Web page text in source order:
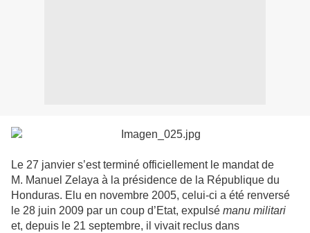
Le 27 janvier s’est terminé officiellement le mandat de
M. Manuel Zelaya à la présidence de la République du
Honduras. Elu en novembre 2005, celui-ci a été renversé
le 28 juin 2009 par un coup d’Etat, expulsé manu militari
et, depuis le 21 septembre, il vivait reclus dans